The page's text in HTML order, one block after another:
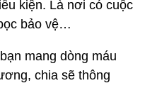
kiện. Là nơi có cuộc
bảo vệ…
mang dòng máu
chia sẽ thông